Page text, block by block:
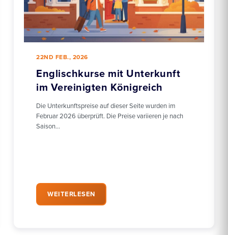
22ND FEB., 2026
Englischkurse mit Unterkunft
im Vereinigten Königreich
Die Unterkunftspreise auf dieser Seite wurden im
Februar 2026 überprüft. Die Preise variieren je nach
Saison…
WEITERLESEN